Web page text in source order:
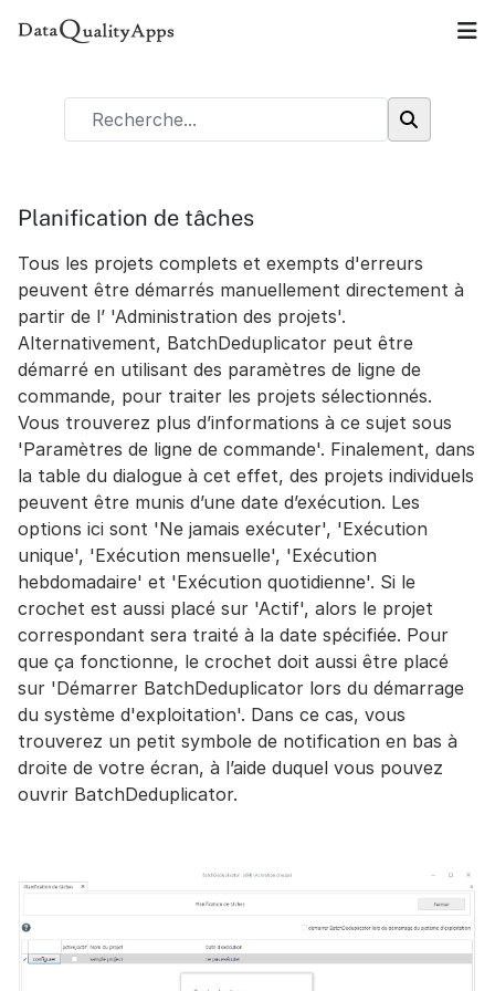
Planification de tâches
Tous les projets complets et exempts d'erreurs
peuvent être démarrés manuellement directement à
partir de l’ 'Administration des projets'.
Alternativement, BatchDeduplicator peut être
démarré en utilisant des paramètres de ligne de
commande, pour traiter les projets sélectionnés.
Vous trouverez plus d’informations à ce sujet sous
'Paramètres de ligne de commande'. Finalement, dans
la table du dialogue à cet effet, des projets individuels
peuvent être munis d’une date d’exécution. Les
options ici sont 'Ne jamais exécuter', 'Exécution
unique', 'Exécution mensuelle', 'Exécution
hebdomadaire' et 'Exécution quotidienne'. Si le
crochet est aussi placé sur 'Actif', alors le projet
correspondant sera traité à la date spécifiée. Pour
que ça fonctionne, le crochet doit aussi être placé
sur 'Démarrer BatchDeduplicator lors du démarrage
du système d'exploitation'. Dans ce cas, vous
trouverez un petit symbole de notification en bas à
droite de votre écran, à l’aide duquel vous pouvez
ouvrir BatchDeduplicator.